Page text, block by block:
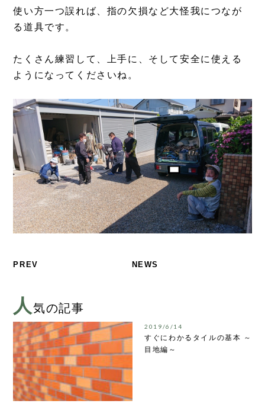
使い方一つ誤れば、指の欠損など大怪我につなが
る道具です。
たくさん練習して、上手に、そして安全に使える
ようになってくださいね。
PREV NEWS
人気の記事
2019/6/14
すぐにわかるタイルの基本 ～
目地編～